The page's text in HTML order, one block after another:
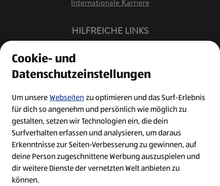
HILFREICHE LINKS
Job Benachrichtigung
Bewerberkonto
Leichte Sprache
Kontakt
Cookie- und
Datenschutzeinstellungen
Um unsereWebseitenzu optimieren und das Surf-Erlebnis
für dich so angenehm und persönlich wie möglich zu
gestalten, setzen wir Technologien ein, die dein
Surfverhalten erfassen und analysieren, um daraus
Erkenntnisse zur Seiten-Verbesserung zu gewinnen, auf
deine Person zugeschnittene Werbung auszuspielen und
dir weitere Dienste der vernetzten Welt anbieten zu
können.